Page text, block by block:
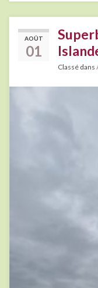
AOÛT
01
Classé dans